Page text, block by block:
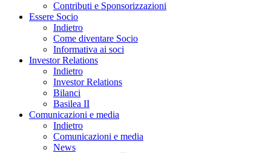
Contributi e Sponsorizzazioni
Essere Socio
Indietro
Come diventare Socio
Informativa ai soci
Investor Relations
Indietro
Investor Relations
Bilanci
Basilea II
Comunicazioni e media
Indietro
Comunicazioni e media
News